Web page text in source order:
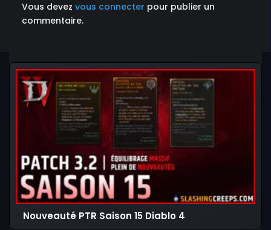
Vous devez vous connecter pour publier un
commentaire.
Nouveauté PTR Saison 15 Diablo 4